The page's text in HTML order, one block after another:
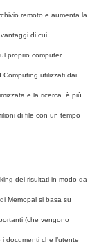
remoto e aumenta la
di cui
proprio computer.
Computing utilizzati dai
e la ricerca è più
di file con un tempo
dei risultati in modo da
Memopal si basa su
(che vengono
documenti che l’utente